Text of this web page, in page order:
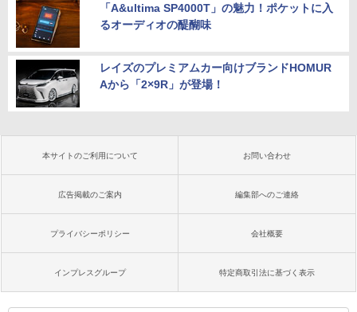
「A&ultima SP4000T」の魅力！ポケットに入
るオーディオの醍醐味
レイズのプレミアムカー向けブランドHOMUR
Aから「2×9R」が登場！
本サイトのご利用について お問い合わせ
広告掲載のご案内 編集部へのご連絡
プライバシーポリシー 会社概要
インプレスグループ 特定商取引法に基づく表示